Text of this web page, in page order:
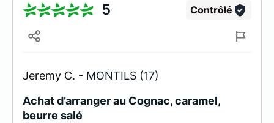
5 Contrôlé
Jeremy C. - MONTILS (17)
Achat d’arranger au Cognac, caramel,
beurre salé